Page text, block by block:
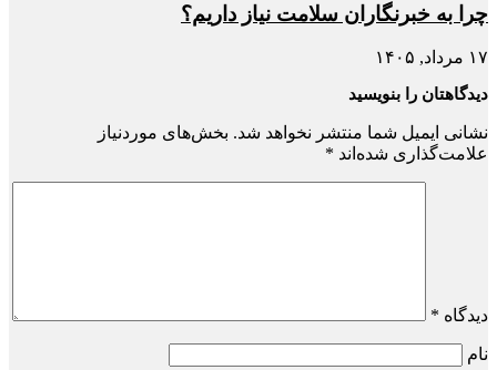
چرا به خبرنگاران سلامت نیاز داریم؟
۱۷ مرداد, ۱۴۰۵
دیدگاهتان را بنویسید
نشانی ایمیل شما منتشر نخواهد شد. بخش‌های موردنیاز
علامت‌گذاری شده‌اند *
دیدگاه *
نام